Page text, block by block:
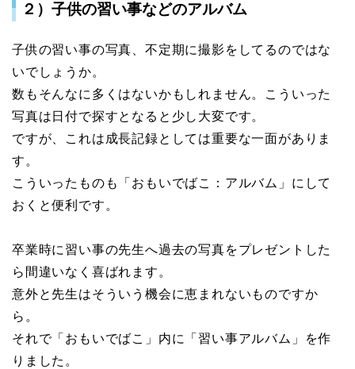
２）子供の習い事などのアルバム
子供の習い事の写真、不定期に撮影をしてるのではな
いでしょうか。
数もそんなに多くはないかもしれません。こういった
写真は日付で探すとなると少し大変です。
ですが、これは成長記録としては重要な一面がありま
す。
こういったものも「おもいでばこ：アルバム」にして
おくと便利です。
卒業時に習い事の先生へ過去の写真をプレゼントした
ら間違いなく喜ばれます。
意外と先生はそういう機会に恵まれないものですか
ら。
それで「おもいでばこ」内に「習い事アルバム」を作
りました。